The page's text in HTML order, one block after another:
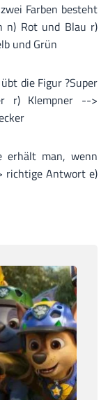
Farben besteht
n) Rot und Blau r)
und Grün
die Figur ?Super
r) Klempner -->
erhält man, wenn
richtige Antwort e)